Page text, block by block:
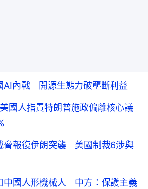
AI內戰 開源生態力破壟斷利益
國人指責特朗普施政偏離核心議
脅報復伊朗突襲 美國制裁6涉與
中國人形機械人 中方：保護主義